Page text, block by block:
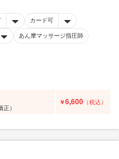
カード可
あん摩マッサージ指圧師
）
￥6,600 （税込）